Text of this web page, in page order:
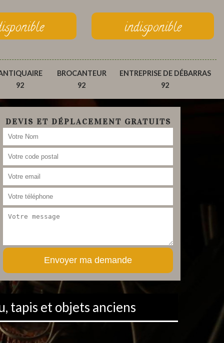
indisponible
92
BROCANTEUR
92
ENTREPRISE DE DÉBARRAS
92
DEVIS ET DÉPLACEMENT GRATUITS
tapis et objets anciens